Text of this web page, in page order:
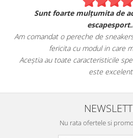
Sunt foarte mulțumita de
Am comandat o pereche de
fericita cu modul in care
Aceștia au toate caracteristicile
este
Nu rata ofertele si